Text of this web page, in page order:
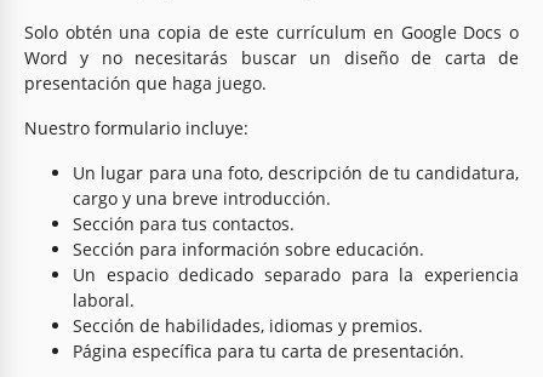
Solo obtén una copia de este currículum en Google Docs o
Word y no necesitarás buscar un diseño de carta de
presentación que haga juego.
Nuestro formulario incluye:
Un lugar para una foto, descripción de tu candidatura,
cargo y una breve introducción.
Sección para tus contactos.
Sección para información sobre educación.
Un espacio dedicado separado para la experiencia
laboral.
Sección de habilidades, idiomas y premios.
Página específica para tu carta de presentación.